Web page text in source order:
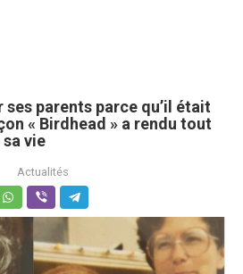
ses parents parce qu’il était
« Birdhead » a rendu tout
sa vie
Actualités